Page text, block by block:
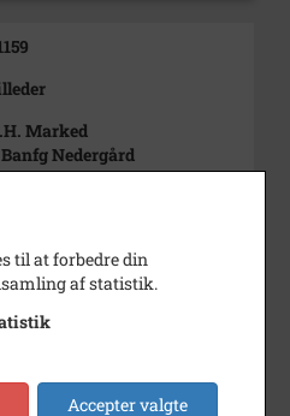
Marked
Banfg Nedergård
Leif Blankschøn
Sogn (Kalundborg
til at forbedre din
af statistik.
Accepter valgte